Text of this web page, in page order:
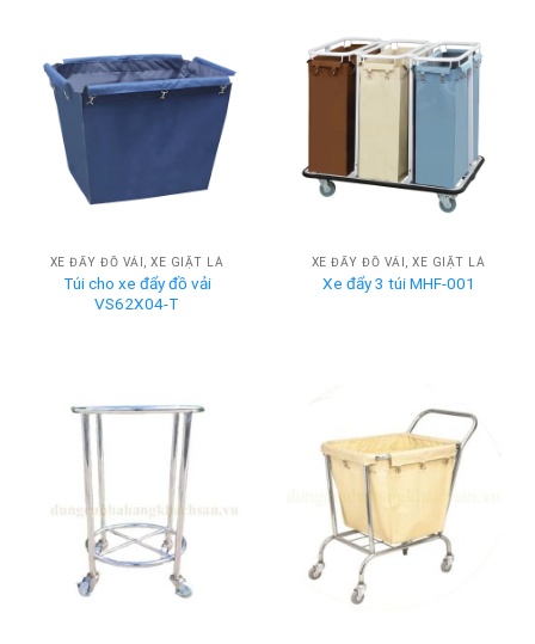
XE ĐẨY ĐỒ VẢI, XE GIẶT LÀ
Túi cho xe đẩy đồ vải
VS62X04-T
XE ĐẨY ĐỒ VẢI, XE GIẶT LÀ
Xe đẩy 3 túi MHF-001